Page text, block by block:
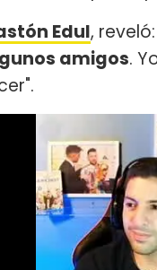
Edul,
amigos.